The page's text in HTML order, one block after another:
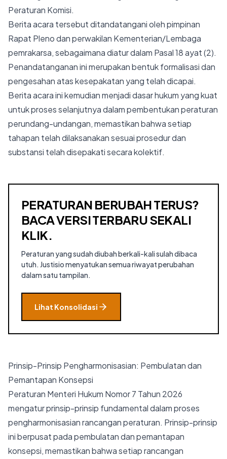
Peraturan Komisi.
Berita acara tersebut ditandatangani oleh pimpinan
Rapat Pleno dan perwakilan Kementerian/Lembaga
pemrakarsa, sebagaimana diatur dalam Pasal 18 ayat (2).
Penandatanganan ini merupakan bentuk formalisasi dan
pengesahan atas kesepakatan yang telah dicapai.
Berita acara ini kemudian menjadi dasar hukum yang kuat
untuk proses selanjutnya dalam pembentukan peraturan
perundang-undangan, memastikan bahwa setiap
tahapan telah dilaksanakan sesuai prosedur dan
substansi telah disepakati secara kolektif.
PERATURAN BERUBAH TERUS?
BACA VERSI TERBARU SEKALI
KLIK.
Peraturan yang sudah diubah berkali-kali sulah dibaca
utuh. Justisio menyatukan semua riwayat perubahan
dalam satu tampilan.
Lihat Konsolidasi
Prinsip-Prinsip Pengharmonisasian: Pembulatan dan
Pemantapan Konsepsi
Peraturan Menteri Hukum Nomor 7 Tahun 2026
mengatur prinsip-prinsip fundamental dalam proses
pengharmonisasian rancangan peraturan. Prinsip-prinsip
ini berpusat pada pembulatan dan pemantapan
konsepsi, memastikan bahwa setiap rancangan